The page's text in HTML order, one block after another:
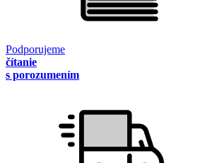
Podporujeme
čítanie
s porozumením